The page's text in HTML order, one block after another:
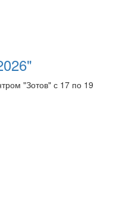
"Зотов" с 17 по 19